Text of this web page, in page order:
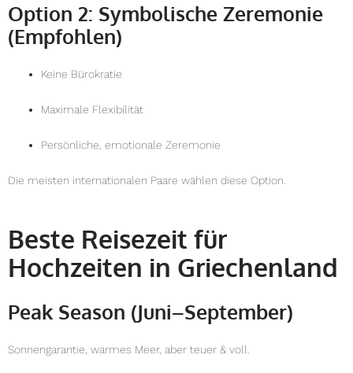
Option 2: Symbolische Zeremonie
(empfohlen)
Keine Bürokratie
Maximale Flexibilität
Persönliche, emotionale Zeremonie
Die meisten internationalen Paare wählen diese Option.
Beste Reisezeit für
Hochzeiten in Griechenland
Peak Season (Juni–September)
Sonnengarantie, warmes Meer, aber teuer & voll.